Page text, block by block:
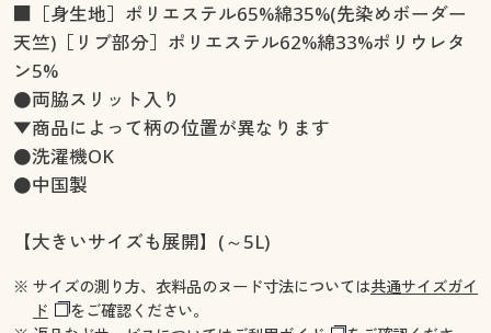
■［身生地］ポリエステル65%綿35%(先染めボーダー
天竺)［リブ部分］ポリエステル62%綿33%ポリウレタ
ン5%
●両脇スリット入り
▼商品によって柄の位置が異なります
●洗濯機OK
●中国製
【大きいサイズも展開】(～5L)
※ サイズの測り方、衣料品のヌード寸法については共通サイズガイ
ド
をご確認ください。